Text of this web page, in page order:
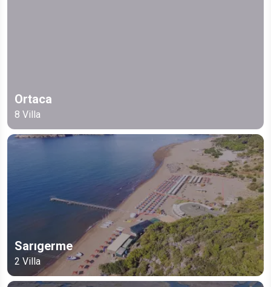
Ortaca
8 Villa
Sarıgerme
2 Villa